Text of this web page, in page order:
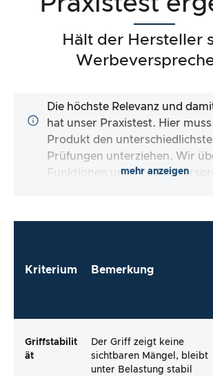
Hält der Hersteller
Die höchste Relevanz und
hat unser Praxistest. Hier muss
Produkt den
Prüfungen unterziehen. Wir
Funktionen undmehr anzeigen
Kriterium Bemerkung
Griffstabilit
ät
Der Griff zeigt keine
sichtbaren Mängel, bleibt
unter Belastung stabil